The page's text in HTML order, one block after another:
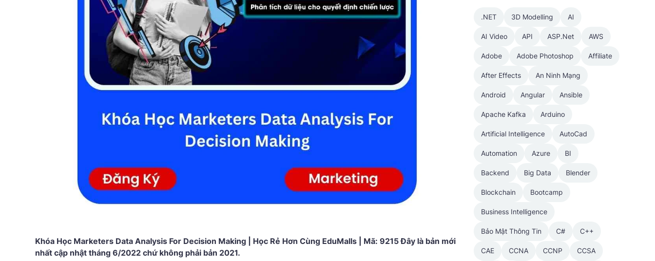
Khóa Học Marketers Data Analysis For Decision Making | Học Rẻ Hơn Cùng EduMalls | Mã: 9215 Đây là bản mới
nhất cập nhật tháng 6/2022 chứ không phải bản 2021.
.NET 3D Modelling AI
AI Video API ASP.Net AWS
Adobe Adobe Photoshop Affiliate
After Effects An Ninh Mạng
Android Angular Ansible
Apache Kafka Arduino
Artificial Intelligence AutoCad
Automation Azure BI
Backend Big Data Blender
Blockchain Bootcamp
Business Intelligence
Bảo Mật Thông Tin C# C++
CAE CCNA CCNP CCSA